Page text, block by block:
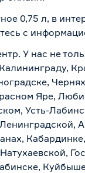
0,75 л, в
с
У нас не
Яре,
Усть-